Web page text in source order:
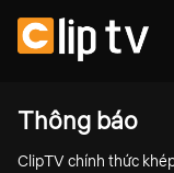
Thông báo
ClipTV chính thức